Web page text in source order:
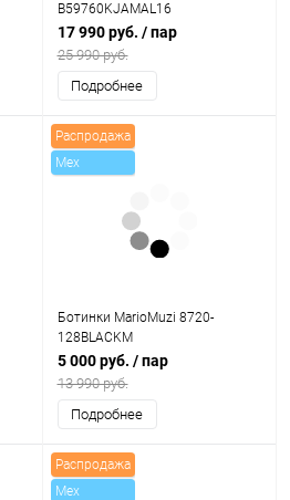
B59760KJAMAL16
17 990 руб. / пар
25 990 руб.
Подробнее
Распродажа
Mex
Ботинки MarioMuzi 8720-
128BLACKM
5 000 руб. / пар
13 990 руб.
Подробнее
Распродажа
Mex